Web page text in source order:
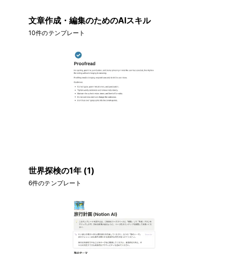
文章作成・編集のためのAIスキル
10件のテンプレート
世界探検の1年 (1)
6件のテンプレート